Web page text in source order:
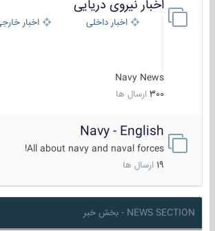
اخبار نیروی دریایی
اخبار داخلی اخبار خارجی
Navy News
300 ارسال ها
Navy - English
All about navy and naval forces!
ارسال ها
NEWS SECTION - بخش خبر